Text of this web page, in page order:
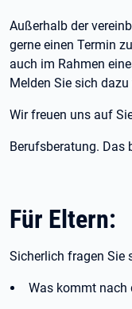
Außerhalb der
gerne einen Termin
auch im Rahmen
Melden Sie sich
Wir freuen uns auf
Berufsberatung. Das
Für Eltern:
Sicherlich fragen Sie
Was kommt nach